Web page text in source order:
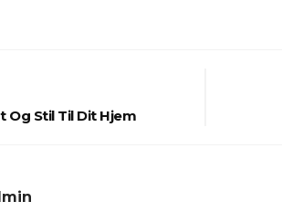
Og Stil Til Dit Hjem